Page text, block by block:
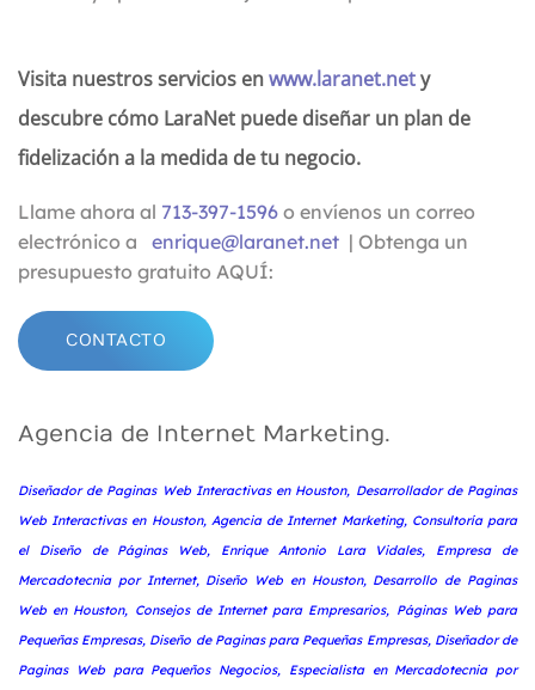
Visita nuestros servicios enwww.laranet.nety
descubre cómo LaraNet puede diseñar un plan de
fidelización a la medida de tu negocio.
Llame ahora al 713-397-1596 o envíenos un correo
electrónico a enrique@laranet.net | Obtenga un
presupuesto gratuito AQUÍ:
CONTACTO
Agencia de Internet Marketing.
Diseñador de Paginas Web Interactivas en Houston, Desarrollador de Paginas
Web Interactivas en Houston, Agencia de Internet Marketing, Consultoría para
el Diseño de Páginas Web, Enrique Antonio Lara Vidales, Empresa de
Mercadotecnia por Internet, Diseño Web en Houston, Desarrollo de Paginas
Web en Houston, Consejos de Internet para Empresarios, Páginas Web para
Pequeñas Empresas, Diseño de Paginas para Pequeñas Empresas, Diseñador de
Paginas Web para Pequeños Negocios, Especialista en Mercadotecnia por